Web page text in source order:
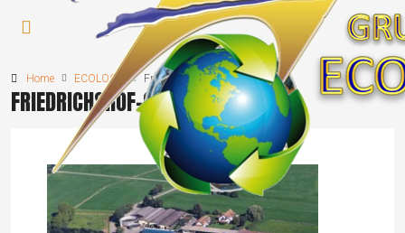
Home ECOLOGY Friedrichshof-Gründau
FRIEDRICHSHOF-GRÜNDAU